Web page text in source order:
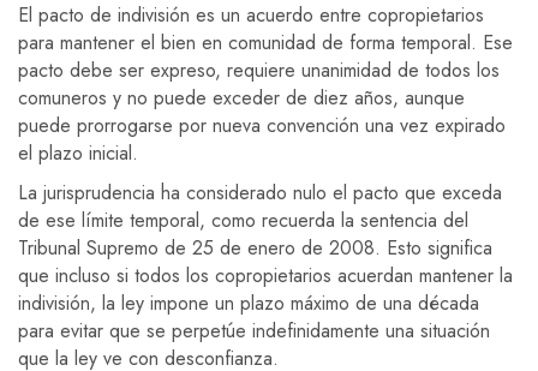
El pacto de indivisión es un acuerdo entre copropietarios
para mantener el bien en comunidad de forma temporal. Ese
pacto debe ser expreso, requiere unanimidad de todos los
comuneros y no puede exceder de diez años, aunque
puede prorrogarse por nueva convención una vez expirado
el plazo inicial.
La jurisprudencia ha considerado nulo el pacto que exceda
de ese límite temporal, como recuerda la sentencia del
Tribunal Supremo de 25 de enero de 2008. Esto significa
que incluso si todos los copropietarios acuerdan mantener la
indivisión, la ley impone un plazo máximo de una década
para evitar que se perpetúe indefinidamente una situación
que la ley ve con desconfianza.